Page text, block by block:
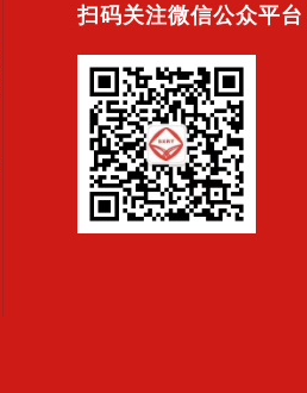
扫码关注微信公众平台